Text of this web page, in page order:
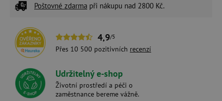
Poštovné zdarma při nákupu nad 2800 Kč.
4,9/5
Přes 10 500 pozitivních recenzí
Udržitelný e-shop
Životní prostředí a péči o
zaměstnance bereme vážně.